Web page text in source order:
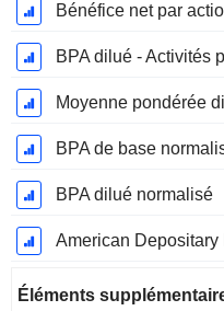
Bénéfice net par
BPA dilué - Activités
BPA de base
BPA dilué normalisé
American
Éléments